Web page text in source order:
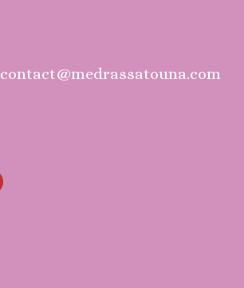
contact@medrassatouna.com